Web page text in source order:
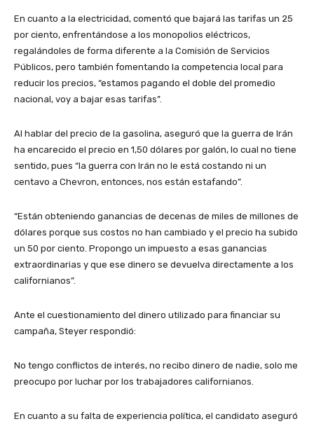
En cuanto a la electricidad, comentó que bajará las tarifas un 25
por ciento, enfrentándose a los monopolios eléctricos,
regalándoles de forma diferente a la Comisión de Servicios
Públicos, pero también fomentando la competencia local para
reducir los precios, “estamos pagando el doble del promedio
nacional, voy a bajar esas tarifas”.
Al hablar del precio de la gasolina, aseguró que la guerra de Irán
ha encarecido el precio en 1,50 dólares por galón, lo cual no tiene
sentido, pues “la guerra con Irán no le está costando ni un
centavo a Chevron, entonces, nos están estafando”.
“Están obteniendo ganancias de decenas de miles de millones de
dólares porque sus costos no han cambiado y el precio ha subido
un 50 por ciento. Propongo un impuesto a esas ganancias
extraordinarias y que ese dinero se devuelva directamente a los
californianos”.
Ante el cuestionamiento del dinero utilizado para financiar su
campaña, Steyer respondió:
No tengo conflictos de interés, no recibo dinero de nadie, solo me
preocupo por luchar por los trabajadores californianos.
En cuanto a su falta de experiencia política, el candidato aseguró